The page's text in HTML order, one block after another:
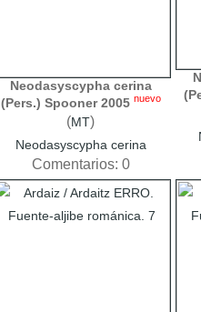
Neodasyscypha cerina
(Pers.) Spooner 2005 nuevo
(MT)
Neodasyscypha cerina
Comentarios: 0